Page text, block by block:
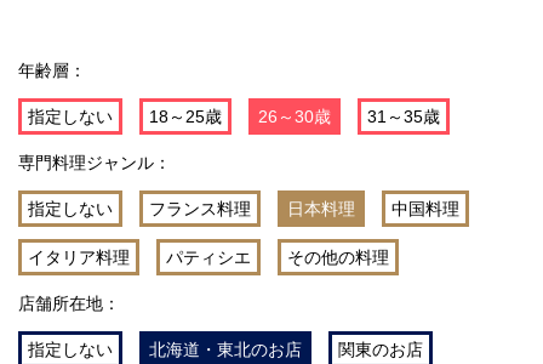
年齢層：
指定しない 18～25歳 26～30歳 31～35歳
専門料理ジャンル：
指定しない フランス料理 日本料理 中国料理
イタリア料理 パティシエ その他の料理
店舗所在地：
指定しない 北海道・東北のお店 関東のお店